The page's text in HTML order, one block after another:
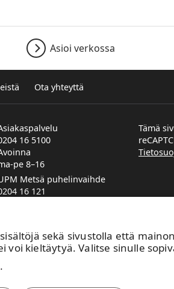
sekä sivustolla että
kieltäytyä. Valitse sinulle
.
Asioi verkossa
Ota yhteyttä
16 5100
pe 8–16
Metsä puhelinvaihde
16 121
yhteystiedot
Metsäpalvelutoimistojen
yhteystiedot
Tämä